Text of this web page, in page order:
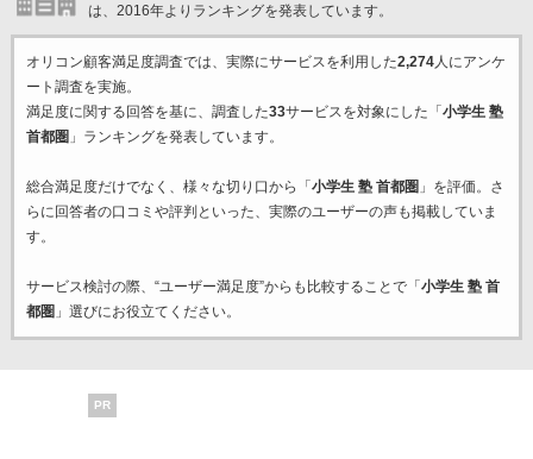
は、2016年よりランキングを発表しています。
オリコン顧客満足度調査では、実際にサービスを利用した2,274人にアンケ
ート調査を実施。
満足度に関する回答を基に、調査した33サービスを対象にした「 小学生 塾
首都圏 」ランキングを発表しています。
総合満足度だけでなく、様々な切り口から「 小学生 塾 首都圏 」を評価。さ
らに回答者の口コミや評判といった、実際のユーザーの声も掲載していま
す。
サービス検討の際、“ユーザー満足度”からも比較することで「 小学生 塾 首
都圏 」選びにお役立てください。
PR